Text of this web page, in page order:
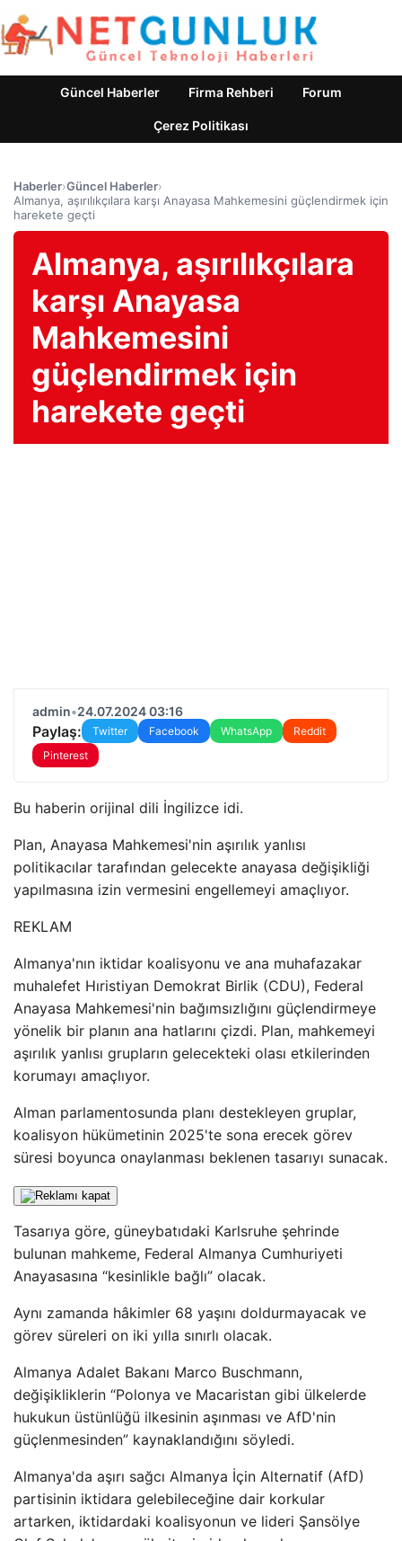
Güncel Haberler Firma Rehberi Forum
Çerez Politikası
Haberler›Güncel Haberler›
Almanya, aşırılıkçılara karşı Anayasa Mahkemesini güçlendirmek için
harekete geçti
Almanya, aşırılıkçılara
karşı Anayasa
Mahkemesini
güçlendirmek için
harekete geçti
admin•24.07.2024 03:16
Paylaş: Twitter Facebook WhatsApp
Reddit
Pinterest
Bu haberin orijinal dili İngilizce idi.
Plan, Anayasa Mahkemesi'nin aşırılık yanlısı
politikacılar tarafından gelecekte anayasa değişikliği
yapılmasına izin vermesini engellemeyi amaçlıyor.
REKLAM
Almanya'nın iktidar koalisyonu ve ana muhafazakar
muhalefet Hıristiyan Demokrat Birlik (CDU), Federal
Anayasa Mahkemesi'nin bağımsızlığını güçlendirmeye
yönelik bir planın ana hatlarını çizdi. Plan, mahkemeyi
aşırılık yanlısı grupların gelecekteki olası etkilerinden
korumayı amaçlıyor.
Alman parlamentosunda planı destekleyen gruplar,
koalisyon hükümetinin 2025'te sona erecek görev
süresi boyunca onaylanması beklenen tasarıyı sunacak.
Tasarıya göre, güneybatıdaki Karlsruhe şehrinde
bulunan mahkeme, Federal Almanya Cumhuriyeti
Anayasasına “kesinlikle bağlı” olacak.
Aynı zamanda hâkimler 68 yaşını doldurmayacak ve
görev süreleri on iki yılla sınırlı olacak.
Almanya Adalet Bakanı Marco Buschmann,
değişikliklerin “Polonya ve Macaristan gibi ülkelerde
hukukun üstünlüğü ilkesinin aşınması ve AfD'nin
güçlenmesinden” kaynaklandığını söyledi.
Almanya'da aşırı sağcı Almanya İçin Alternatif (AfD)
partisinin iktidara gelebileceğine dair korkular
artarken, iktidardaki koalisyonun ve lideri Şansölye